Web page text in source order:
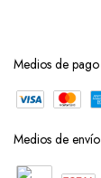
Medios de pago
Medios de envío